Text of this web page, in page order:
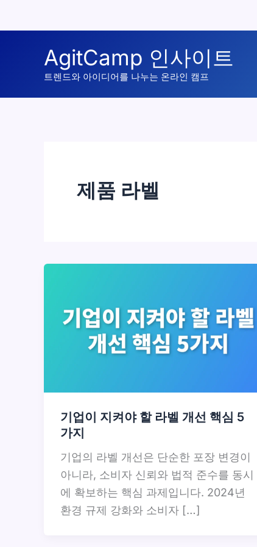
AgitCamp 인사이트
트렌드와 아이디어를 나누는 온라인 캠프
제품 라벨
기업이 지켜야 할 라벨 개선 핵심 5
가지
기업의 라벨 개선은 단순한 포장 변경이
아니라, 소비자 신뢰와 법적 준수를 동시
에 확보하는 핵심 과제입니다. 2024년
환경 규제 강화와 소비자 […]